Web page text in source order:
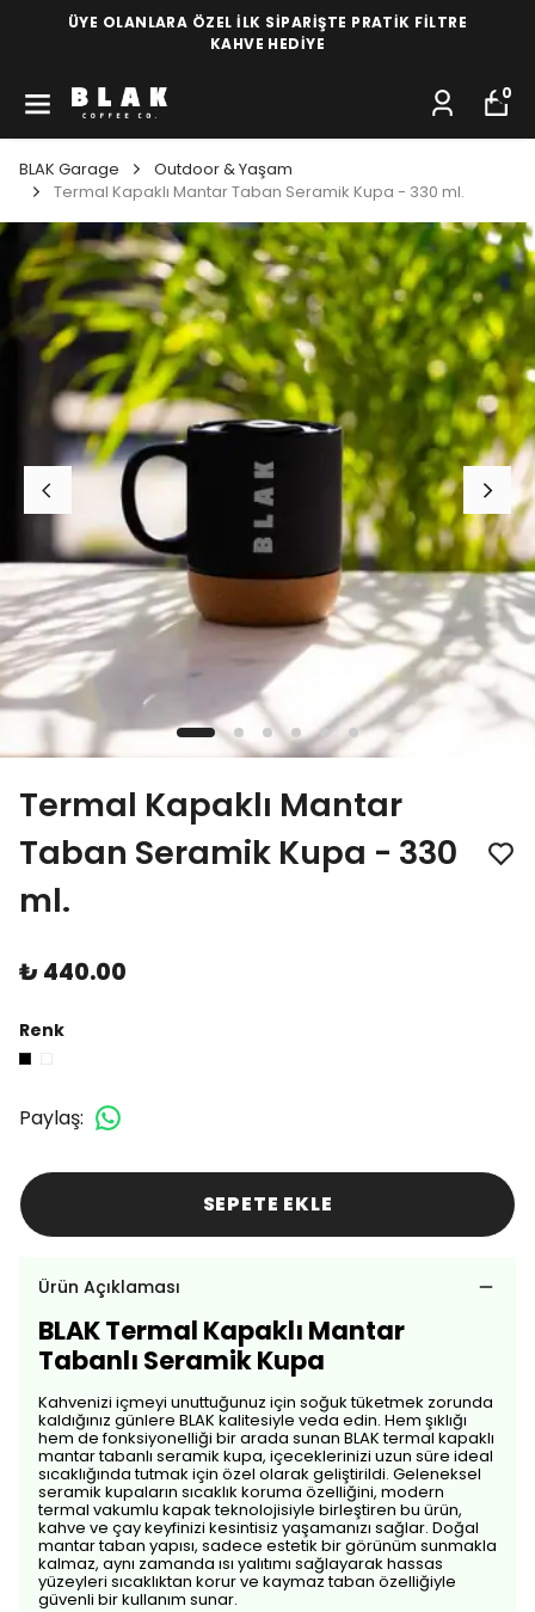
ÜYE OLANLARA ÖZEL İLK SİPARİŞTE PRATİK FİLTRE
KAHVE HEDİYE
0
BLAK Garage
Outdoor & Yaşam
Termal Kapaklı Mantar Taban Seramik Kupa - 330 ml.
Termal Kapaklı Mantar
Taban Seramik Kupa - 330
ml.
₺ 440.00
Renk
Paylaş:
SEPETE EKLE
Ürün Açıklaması
BLAK Termal Kapaklı Mantar
Tabanlı Seramik Kupa
Kahvenizi içmeyi unuttuğunuz için soğuk tüketmek zorunda
kaldığınız günlere BLAK kalitesiyle veda edin. Hem şıklığı
hem de fonksiyonelliği bir arada sunan BLAK termal kapaklı
mantar tabanlı seramik kupa, içeceklerinizi uzun süre ideal
sıcaklığında tutmak için özel olarak geliştirildi. Geleneksel
seramik kupaların sıcaklık koruma özelliğini, modern
termal vakumlu kapak teknolojisiyle birleştiren bu ürün,
kahve ve çay keyfinizi kesintisiz yaşamanızı sağlar. Doğal
mantar taban yapısı, sadece estetik bir görünüm sunmakla
kalmaz, aynı zamanda ısı yalıtımı sağlayarak hassas
yüzeyleri sıcaklıktan korur ve kaymaz taban özelliğiyle
güvenli bir kullanım sunar.